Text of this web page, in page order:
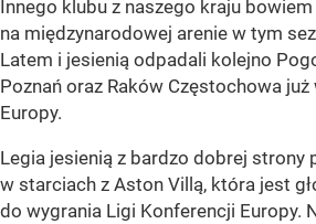
Innego klubu z naszego kraju bowiem
na międzynarodowej arenie w tym
Latem i jesienią odpadali kolejno
Poznań oraz Raków Częstochowa
Europy.
Legia jesienią z bardzo dobrej strony
w starciach z Aston Villą, która jest
do wygrania Ligi Konferencji Europy.